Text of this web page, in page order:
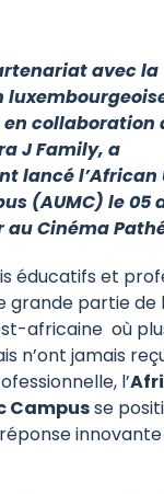
avec la
en collaboration
J Family, a
lancé l’African
(AUMC) le 05
au Cinéma
éducatifs et
grande partie de
africaine où
n’ont jamais
l’
Campusse